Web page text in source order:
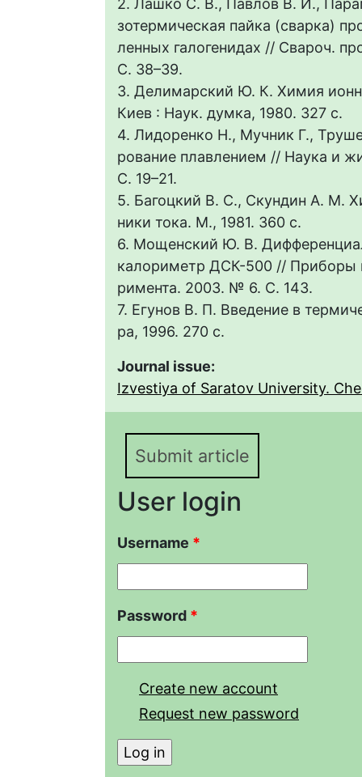
зотермическая пайка (сварка)
ленных галогенидах // Свароч.
С. 38–39.
3. Делимарский Ю. К. Химия
Киев : Наук. думка, 1980. 327 с.
4. Лидоренко Н., Мучник Г.,
рование плавлением // Наука и
С. 19–21.
5. Багоцкий В. С., Скундин А. М.
ники тока. М., 1981. 360 с.
6. Мощенский Ю. В.
калориметр ДСК-500 // Приборы
римента. 2003. № 6. С. 143.
7. Егунов В. П. Введение в
ра, 1996. 270 с.
Journal issue:
Izvestiya of Saratov University.
Submit article
User login
Username *
Password *
Create new account
Request new password